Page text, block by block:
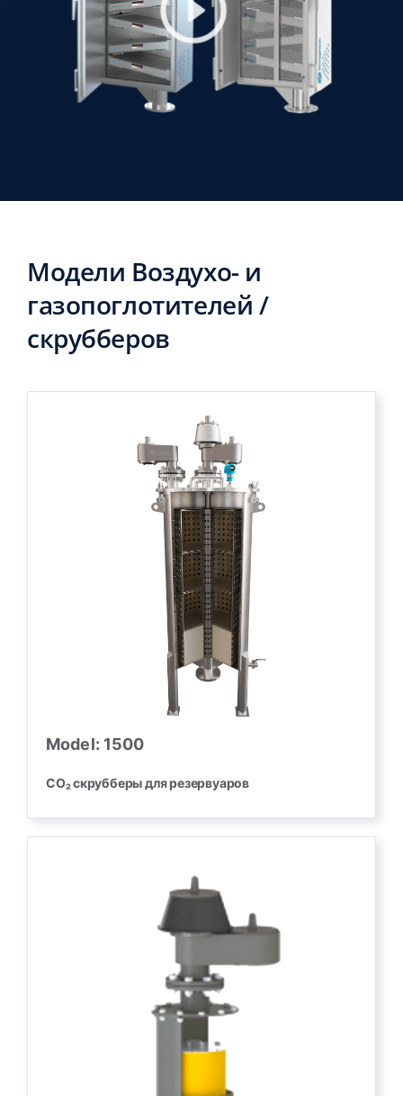
Модели Воздухо- и
газопоглотителей /
скрубберов
Model: 1500
CO₂ скрубберы для резервуаров